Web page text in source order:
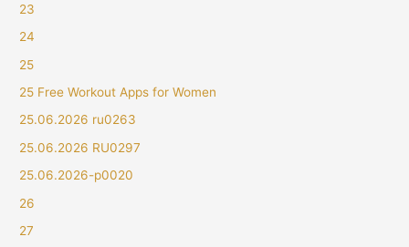
23
24
25
25 Free Workout Apps for Women
25.06.2026 ru0263
25.06.2026 RU0297
25.06.2026-p0020
26
27